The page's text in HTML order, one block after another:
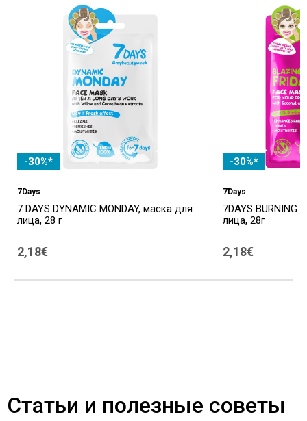
-30%*
7Days
7 DAYS DYNAMIC MONDAY, маска для
лица, 28 г
2,18€
-30%*
7Days
7DAYS BURNING
лица, 28г
2,18€
Статьи и полезные советы